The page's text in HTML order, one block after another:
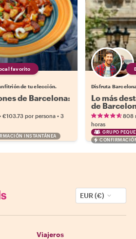
favorito
de tu elección.
de Barcelona:
€103.73 por persona • 3
INSTANTÁNEA
Disfruta
Lo más
de
808
horas
GRUPO
EUR (€)
Viajeros